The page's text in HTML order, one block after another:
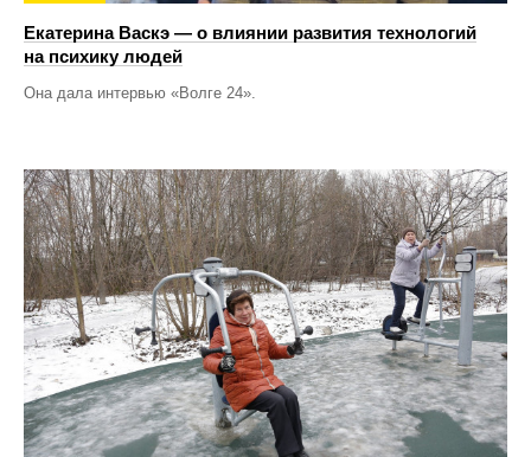
Екатерина Васкэ — о влиянии развития технологий
на психику людей
Она дала интервью «Волге 24».